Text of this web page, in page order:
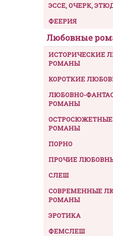
ЭССЕ, ОЧЕРК,
ФЕЕРИЯ
Любовные
ИСТОРИЧЕСКИЕ
РОМАНЫ
КОРОТКИЕ
ЛЮБОВНО-
РОМАНЫ
РОМАНЫ
ПОРНО
ПРОЧИЕ
СЛЕШ
СОВРЕМЕННЫЕ
РОМАНЫ
ЭРОТИКА
ФЕМСЛЕШ